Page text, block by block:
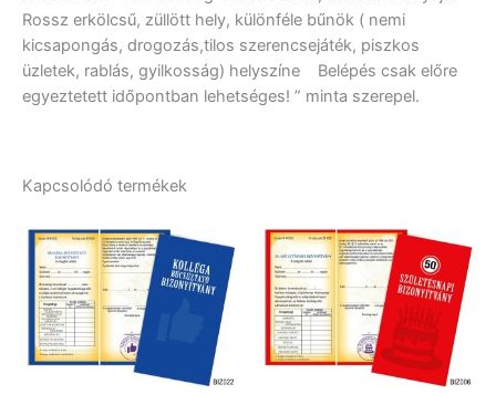
Rossz erkölcsű, züllött hely, különféle bűnök ( nemi
kicsapongás, drogozás,tilos szerencsejáték, piszkos
üzletek, rablás, gyilkosság) helyszíne Belépés csak előre
egyeztetett időpontban lehetséges! ” minta szerepel.
Kapcsolódó termékek